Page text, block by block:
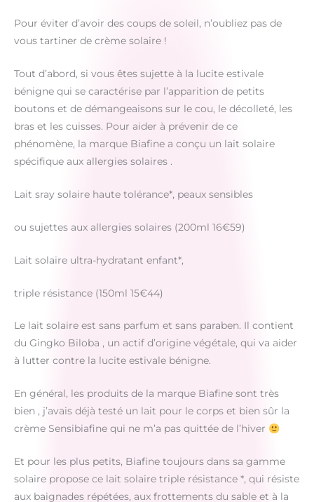
Pour éviter d’avoir des coups de soleil, n’oubliez pas de
vous tartiner de crème solaire !
Tout d’abord, si vous êtes sujette à la lucite estivale
bénigne qui se caractérise par l’apparition de petits
boutons et de démangeaisons sur le cou, le décolleté, les
bras et les cuisses. Pour aider à prévenir de ce
phénomène, la marque Biafine a conçu un lait solaire
spécifique aux allergies solaires .
Lait sray solaire haute tolérance*, peaux sensibles
ou sujettes aux allergies solaires (200ml 16€59)
Lait solaire ultra-hydratant enfant*,
triple résistance (150ml 15€44)
Le lait solaire est sans parfum et sans paraben. Il contient
du Gingko Biloba , un actif d’origine végétale, qui va aider
à lutter contre la lucite estivale bénigne.
En général, les produits de la marque Biafine sont très
bien , j’avais déjà testé un lait pour le corps et bien sûr la
crème Sensibiafine qui ne m’a pas quittée de l’hiver
Et pour les plus petits, Biafine toujours dans sa gamme
solaire propose ce lait solaire triple résistance *, qui résiste
aux baignades répétées, aux frottements du sable et à la